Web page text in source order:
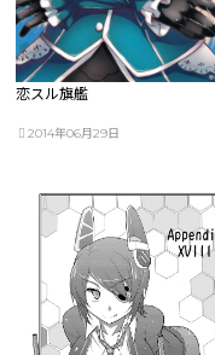
恋スル旗艦
2014年06月29日